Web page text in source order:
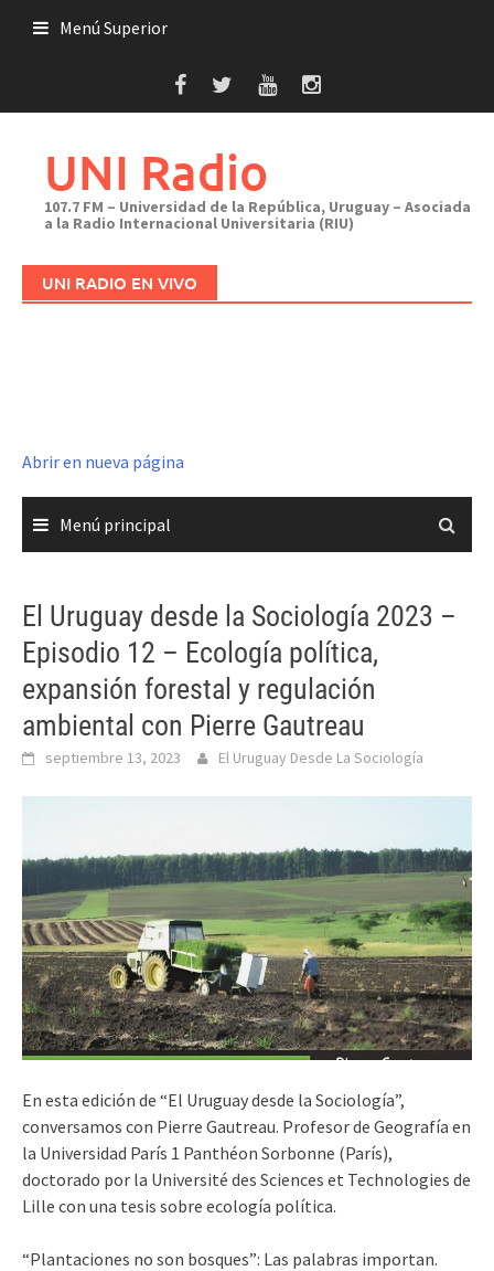
Menú Superior
UNI Radio
107.7 FM – Universidad de la República, Uruguay – Asociada
a la Radio Internacional Universitaria (RIU)
UNI RADIO EN VIVO
Abrir en nueva página
Menú principal
El Uruguay desde la Sociología 2023 –
Episodio 12 – Ecología política,
expansión forestal y regulación
ambiental con Pierre Gautreau
septiembre 13, 2023 El Uruguay Desde La Sociología
En esta edición de “El Uruguay desde la Sociología”,
conversamos con Pierre Gautreau. Profesor de Geografía en
la Universidad París 1 Panthéon Sorbonne (París),
doctorado por la Université des Sciences et Technologies de
Lille con una tesis sobre ecología política.
“Plantaciones no son bosques”: Las palabras importan.